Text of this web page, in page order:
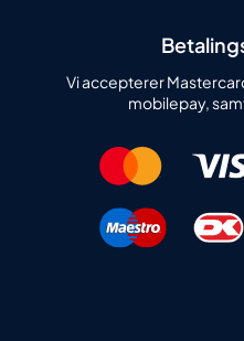
Vi accepterer
mobilepay,